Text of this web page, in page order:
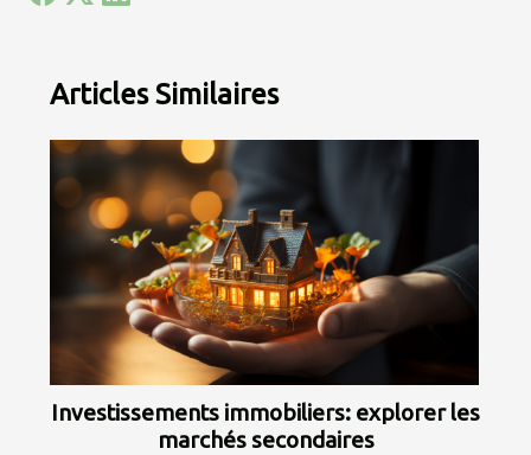
Articles Similaires
Investissements immobiliers: explorer les
marchés secondaires